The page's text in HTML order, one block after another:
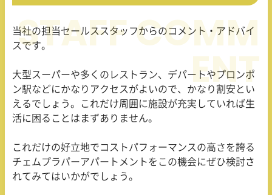
当社の担当セールススタッフからのコメント・アドバイ
スです。
大型スーパーや多くのレストラン、デパートやプロンポ
ン駅などにかなりアクセスがよいので、かなり割安とい
えるでしょう。これだけ周囲に施設が充実していれば生
活に困ることはまずありません。
これだけの好立地でコストパフォーマンスの高さを誇る
チェムプラパーアパートメントをこの機会にぜひ検討さ
れてみてはいかがでしょう。